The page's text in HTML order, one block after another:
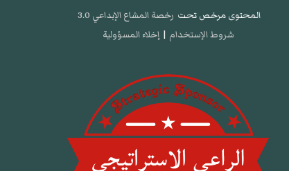
المحتوى مرخص تحت رخصة المشاع الإبداعي 3.0
شروط الإستخدام | إخلاء المسؤولية